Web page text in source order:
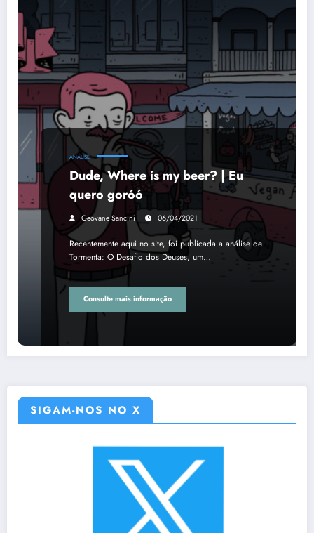
ANÁLISE
Dude, Where is my beer? | Eu
quero goróó
Geovane Sancini 06/04/2021
Recentemente aqui no site, foi publicada a análise de
Tormenta: O Desafio dos Deuses, um…
Consulte mais informação
SIGAM-NOS NO X